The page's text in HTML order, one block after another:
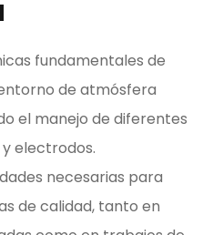
fundamentales de
de atmósfera
el manejo de diferentes
electrodos.
necesarias para
de calidad, tanto en